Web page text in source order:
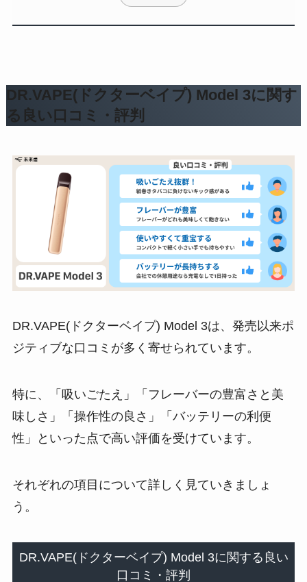
DR.VAPE(ドクターベイプ) Model 3に関す
る良い口コミ・評判
DR.VAPE(ドクターベイプ) Model 3は、発売以来ポ
ジティブな口コミが多く寄せられています​。
特に、「吸いごたえ」「フレーバーの豊富さと美
味しさ」「操作性の良さ」「バッテリーの利便
性」といった点で高い評価を受けています。
それぞれの項目について詳しく見ていきましょ
う。
DR.VAPE(ドクターベイプ) Model 3に関する良い
口コミ・評判